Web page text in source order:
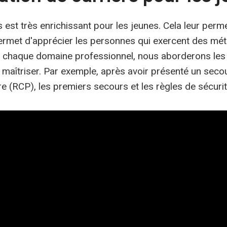
très enrichissant pour les jeunes. Cela leur
d'apprécier les personnes qui exercent des
domaine professionnel, nous aborderons
Par exemple, après avoir présenté un
(RCP), les premiers secours et les règles de